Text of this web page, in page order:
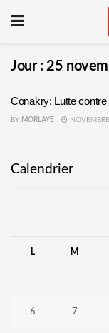
Jour :25
Conakry: Lutte
BY MORLAYE
Calendrier
L M
6 7